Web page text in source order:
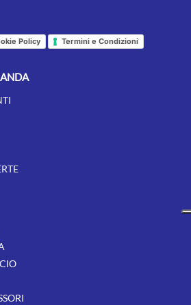
Policy Termini e Condizioni